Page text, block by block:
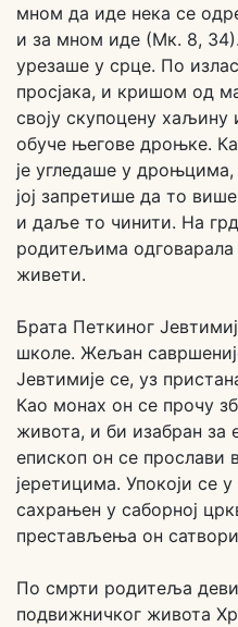
мном да иде нека се
и за мном иде (Мк. 8,
урезаше у срце. По
просјака, и кришом од
своју скупоцену хаљину
обуче његове дроњке.
је угледаше у
јој запретише да то
и даље то чинити. На
родитељима
живети.
Брата Петкиног
школе. Жељан
Јевтимије се, уз
Као монах он се прочу
живота, и би изабран за
епископ он се прослави
јеретицима. Упокоји се
сахрањен у саборној
престављења он
По смрти родитеља
подвижничког живота